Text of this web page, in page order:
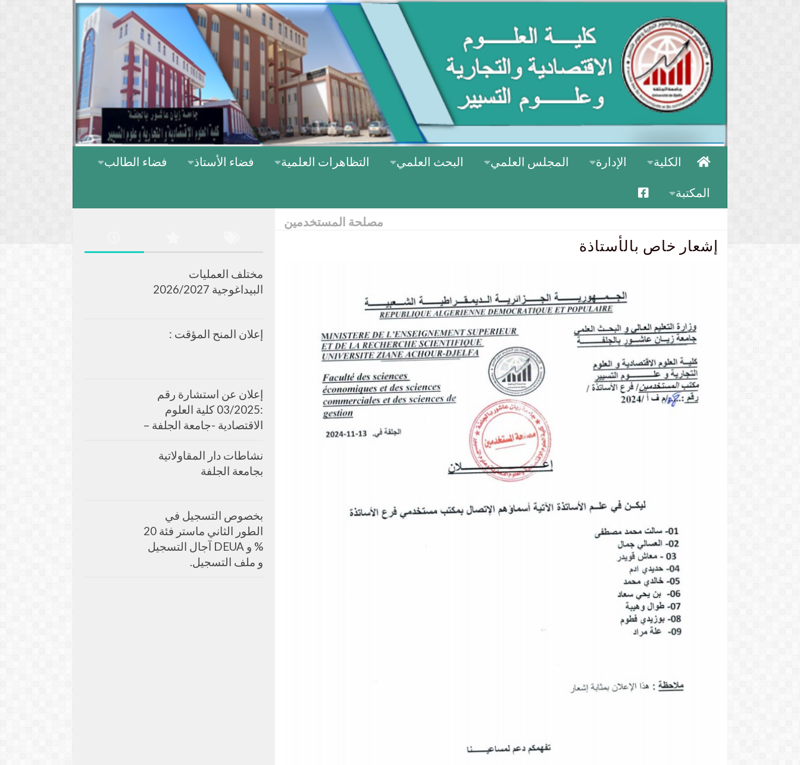
Skip to content
الكلية الإدارة المجلس العلمي البحث العلمي التظاهرات العلمية فضاء الأستاذ فضاء الطالب
المكتبة
مصلحة المستخدمين
إشعار خاص بالأستاذة
مختلف العمليات
البيداغوجية 2026/2027
إعلان المنح المؤقت :
إعلان عن استشارة رقم
:03/2025 كلية العلوم
الاقتصادية -جامعة الجلفة –
نشاطات دار المقاولاتية
بجامعة الجلفة
بخصوص التسجيل في
الطور الثاني ماستر فئة 20
% و DEUA آجال التسجيل
و ملف التسجيل.